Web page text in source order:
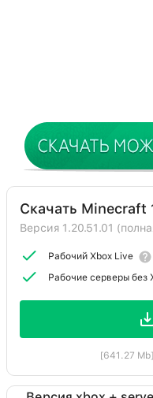
Скачать Minecraft
Версия 1.20.51.01
Рабочий Xbox Live
Рабочие серверы без
[641.27